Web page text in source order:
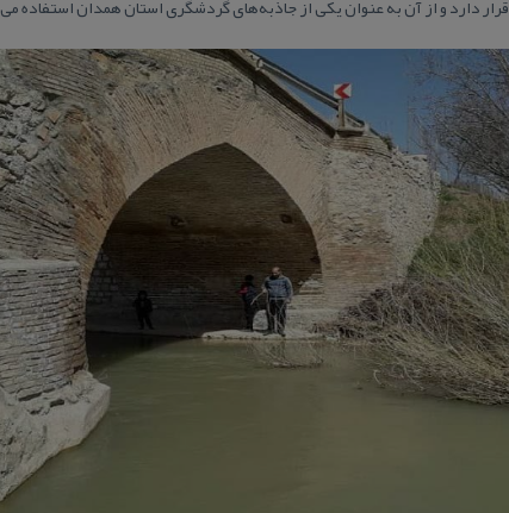
قرار دارد و از آن به عنوان یكی از جاذبه‌های گردشگری استان همدان استفاده